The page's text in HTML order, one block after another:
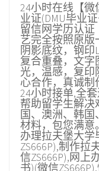
24小时在线【微
业证(DMU毕业
留信网学历认
艺完全按照原版
阴影底纹，钢印
复合重叠，文
光，温感，复
心合作，真诚制
24小时接单,全
帮助留学生解
国、澳洲、韩
材料，包您满意。
办理拉夫堡大学
ZS666P),制作拉
信ZS666P),网上
书)(微信